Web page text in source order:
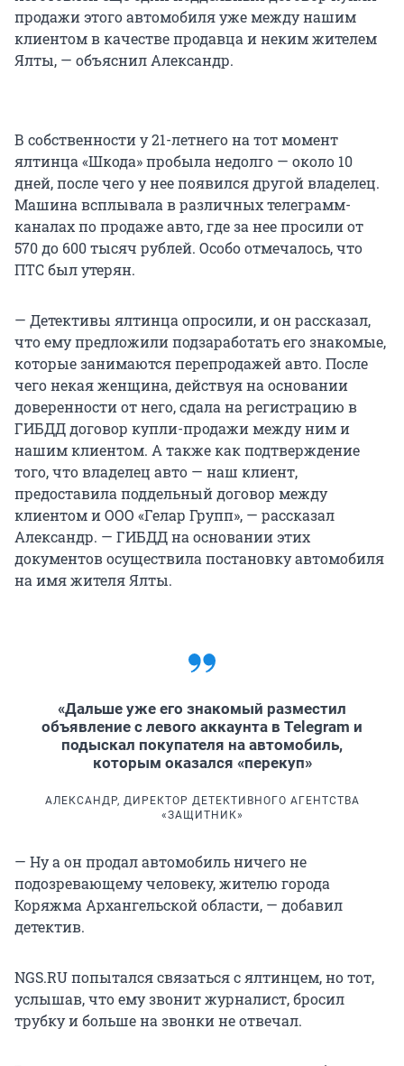
продажи этого автомобиля уже между нашим
клиентом в качестве продавца и неким жителем
Ялты, — объяснил Александр.
В собственности у 21-летнего на тот момент
ялтинца «Шкода» пробыла недолго — около 10
дней, после чего у нее появился другой владелец.
Машина всплывала в различных телеграмм-
каналах по продаже авто, где за нее просили от
570 до 600 тысяч рублей. Особо отмечалось, что
ПТС был утерян.
— Детективы ялтинца опросили, и он рассказал,
что ему предложили подзаработать его знакомые,
которые занимаются перепродажей авто. После
чего некая женщина, действуя на основании
доверенности от него, сдала на регистрацию в
ГИБДД договор купли-продажи между ним и
нашим клиентом. А также как подтверждение
того, что владелец авто — наш клиент,
предоставила поддельный договор между
клиентом и ООО «Гелар Групп», — рассказал
Александр. — ГИБДД на основании этих
документов осуществила постановку автомобиля
на имя жителя Ялты.
«Дальше уже его знакомый разместил
объявление с левого аккаунта в Telegram и
подыскал покупателя на автомобиль,
которым оказался «перекуп»
АЛЕКСАНДР, ДИРЕКТОР ДЕТЕКТИВНОГО АГЕНТСТВА
«ЗАЩИТНИК»
— Ну а он продал автомобиль ничего не
подозревающему человеку, жителю города
Коряжма Архангельской области, — добавил
детектив.
NGS.RU попытался связаться с ялтинцем, но тот,
услышав, что ему звонит журналист, бросил
трубку и больше на звонки не отвечал.